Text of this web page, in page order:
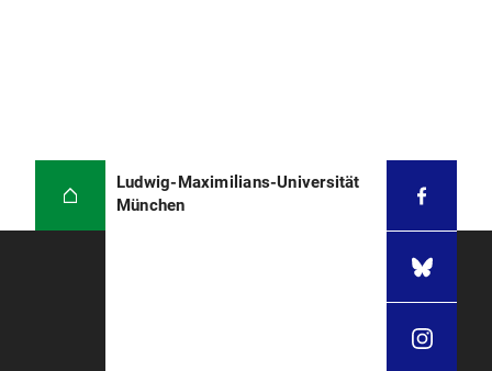
Ludwig-Maximilians-Universität
München